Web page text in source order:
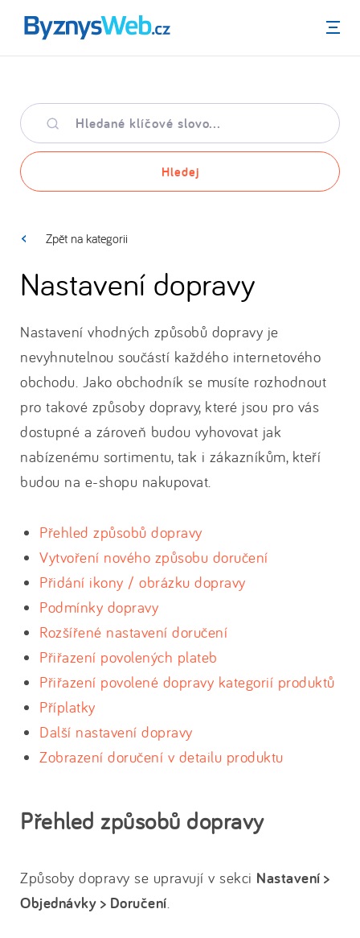
Menu
Hledané
klíčové
slovo
Hledej
Zpět na kategorii
Nastavení dopravy
Nastavení vhodných způsobů dopravy je
nevyhnutelnou součástí každého internetového
obchodu. Jako obchodník se musíte rozhodnout
pro takové způsoby dopravy, které jsou pro vás
dostupné a zároveň budou vyhovovat jak
nabízenému sortimentu, tak i zákazníkům, kteří
budou na e-shopu nakupovat.
Přehled způsobů dopravy
Vytvoření nového způsobu doručení
Přidání ikony / obrázku dopravy
Podmínky dopravy
Rozšířené nastavení doručení
Přiřazení povolených plateb
Přiřazení povolené dopravy kategorií produktů
Příplatky
Další nastavení dopravy
Zobrazení doručení v detailu produktu
Přehled způsobů dopravy
Způsoby dopravy se upravují v sekci Nastavení >
Objednávky > Doručení.